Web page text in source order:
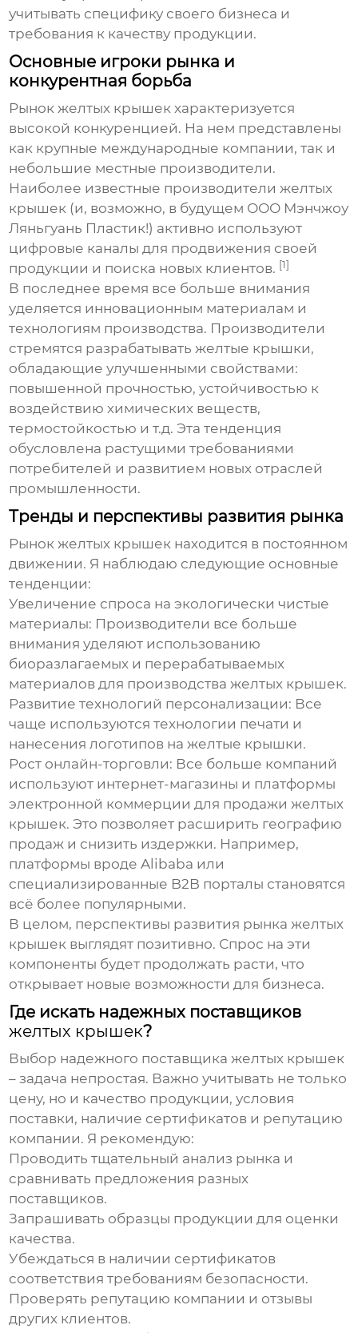
учитывать специфику своего бизнеса и
требования к качеству продукции.
Основные игроки рынка и
конкурентная борьба
Рынокжелтых крышек характеризуется
высокой конкуренцией. На нем представлены
как крупные международные компании, так и
небольшие местные производители.
Наиболее известные производителижелтых
крышек (и, возможно, в будущем ООО Мэнчжоу
Ляньгуань Пластик!) активно используют
цифровые каналы для продвижения своей
продукции и поиска новых клиентов. [1]
В последнее время все больше внимания
уделяется инновационным материалам и
технологиям производства. Производители
стремятся разрабатыватьжелтые крышки,
обладающие улучшенными свойствами:
повышенной прочностью, устойчивостью к
воздействию химических веществ,
термостойкостью и т.д. Эта тенденция
обусловлена растущими требованиями
потребителей и развитием новых отраслей
промышленности.
Тренды и перспективы развития рынка
Рынокжелтых крышек находится в постоянном
движении. Я наблюдаю следующие основные
тенденции:
Увеличение спроса на экологически чистые
материалы: Производители все больше
внимания уделяют использованию
биоразлагаемых и перерабатываемых
материалов для производстважелтых крышек.
Развитие технологий персонализации: Все
чаще используются технологии печати и
нанесения логотипов нажелтые крышки.
Рост онлайн-торговли: Все больше компаний
используют интернет-магазины и платформы
электронной коммерции для продажижелтых
крышек. Это позволяет расширить географию
продаж и снизить издержки. Например,
платформы вроде Alibaba или
специализированные B2B порталы становятся
всё более популярными.
В целом, перспективы развития рынкажелтых
крышек выглядят позитивно. Спрос на эти
компоненты будет продолжать расти, что
открывает новые возможности для бизнеса.
Где искать надежных поставщиков
желтых крышек?
Выбор надежного поставщикажелтых крышек
– задача непростая. Важно учитывать не только
цену, но и качество продукции, условия
поставки, наличие сертификатов и репутацию
компании. Я рекомендую:
Проводить тщательный анализ рынка и
сравнивать предложения разных
поставщиков.
Запрашивать образцы продукции для оценки
качества.
Убеждаться в наличии сертификатов
соответствия требованиям безопасности.
Проверять репутацию компании и отзывы
других клиентов.